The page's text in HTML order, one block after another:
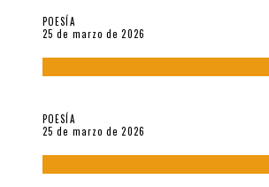
POESÍA
25 de marzo de 2026
POESÍA
25 de marzo de 2026